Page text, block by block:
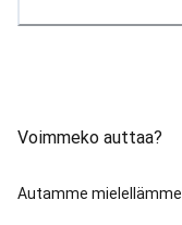
Voimmeko auttaa?
Autamme